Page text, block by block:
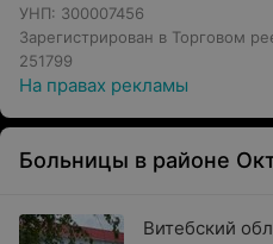
УНП: 300007456
Зарегистрирован в Торговом
251799
На правах рекламы
Витебский